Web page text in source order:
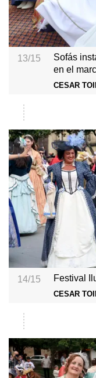
13/15
Sofás
en el
CESAR
14/15 Festival
CESAR